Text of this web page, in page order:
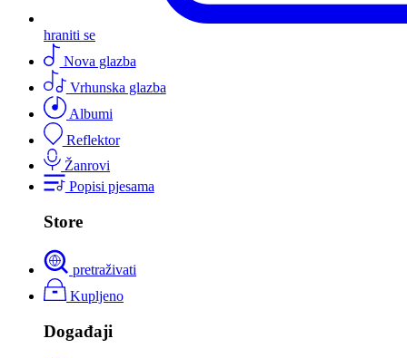
hraniti se
Nova glazba
Vrhunska glazba
Albumi
Reflektor
Žanrovi
Popisi pjesama
Store
pretraživati
Kupljeno
Događaji